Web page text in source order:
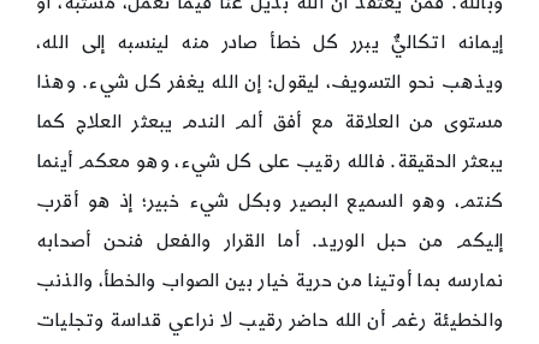
إيمانه اتكاليٌّ يبرر كل خطأ صادر منه لينسبه إلى الله،
ويذهب نحو التسويف، ليقول: إن الله يغفر كل شيء. وهذا
مستوى من العلاقة مع أفق ألم الندم يبعثر العلاج كما
يبعثر الحقيقة. فالله رقيب على كل شيء، وهو معكم أينما
كنتم، وهو السميع البصير وبكل شيء خبير؛ إذ هو أقرب
إليكم من حبل الوريد. أما القرار والفعل فنحن أصحابه
نمارسه بما أوتينا من حرية خيار بين الصواب والخطأ، والذنب
والخطيئة رغم أن الله حاضر رقيب لا نراعي قداسة وتجليات